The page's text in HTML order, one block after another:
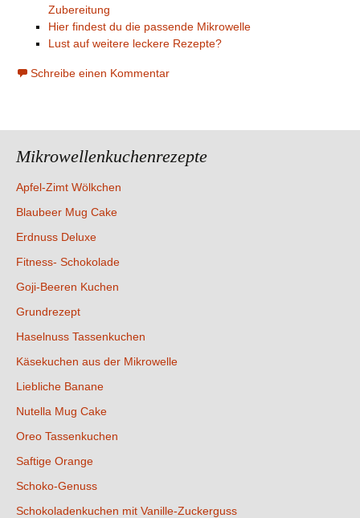
Zubereitung
Hier findest du die passende Mikrowelle
Lust auf weitere leckere Rezepte?
Schreibe einen Kommentar
Mikrowellenkuchenrezepte
Apfel-Zimt Wölkchen
Blaubeer Mug Cake
Erdnuss Deluxe
Fitness- Schokolade
Goji-Beeren Kuchen
Grundrezept
Haselnuss Tassenkuchen
Käsekuchen aus der Mikrowelle
Liebliche Banane
Nutella Mug Cake
Oreo Tassenkuchen
Saftige Orange
Schoko-Genuss
Schokoladenkuchen mit Vanille-Zuckerguss